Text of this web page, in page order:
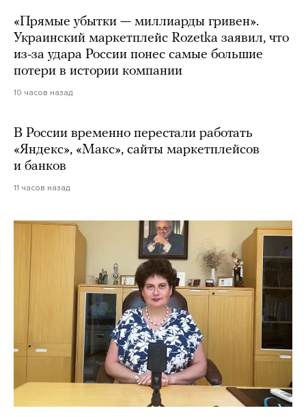
«Прямые убытки — миллиарды гривен».
Украинский маркетплейс Rozetka заявил, что
из-за удара России понес самые большие
потери в истории компании
10 часов назад
В России временно перестали работать
«Яндекс», «Макс», сайты маркетплейсов
и банков
11 часов назад